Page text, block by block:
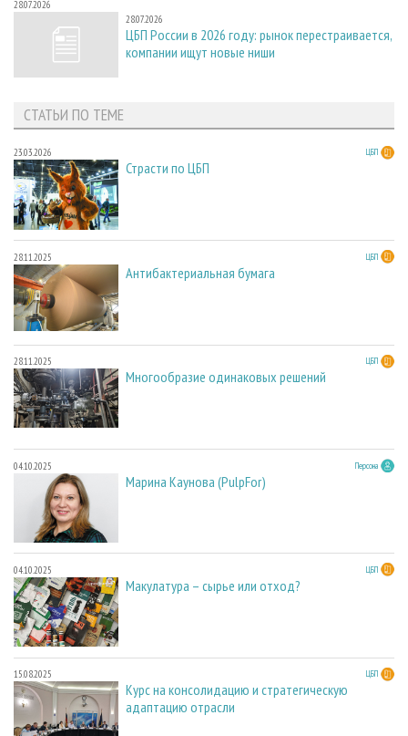
28.07.2026
28.07.2026
ЦБП России в 2026 году: рынок перестраивается,
компании ищут новые ниши
СТАТЬИ ПО ТЕМЕ
23.03.2026 ЦБП
Страсти по ЦБП
28.11.2025 ЦБП
Антибактериальная бумага
28.11.2025 ЦБП
Многообразие одинаковых решений
04.10.2025 Персона
Марина Каунова (PulpFor)
04.10.2025 ЦБП
Макулатура – сырье или отход?
15.08.2025 ЦБП
Курс на консолидацию и стратегическую
адаптацию отрасли